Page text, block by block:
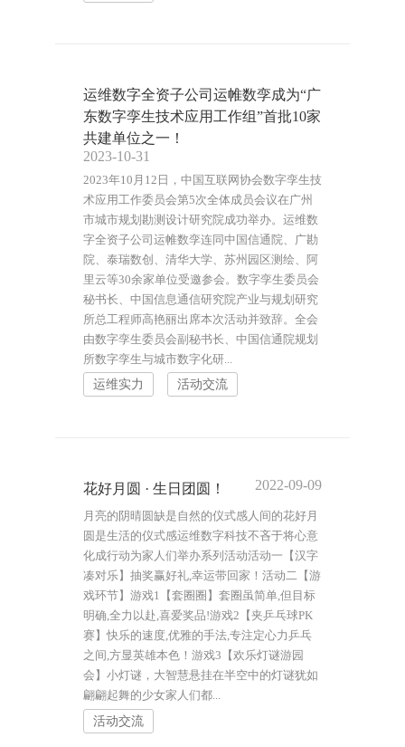
运维数字全资子公司运帷数孪成为“广
东数字孪生技术应用工作组”首批10家
共建单位之一！
2023-10-31
2023年10月12日，中国互联网协会数字孪生技
术应用工作委员会第5次全体成员会议在广州
市城市规划勘测设计研究院成功举办。运维数
字全资子公司运帷数孪连同中国信通院、广勘
院、泰瑞数创、清华大学、苏州园区测绘、阿
里云等30余家单位受邀参会。数字孪生委员会
秘书长、中国信息通信研究院产业与规划研究
所总工程师高艳丽出席本次活动并致辞。全会
由数字孪生委员会副秘书长、中国信通院规划
所数字孪生与城市数字化研...
运维实力
活动交流
花好月圆 · 生日团圆！ 2022-09-09
月亮的阴晴圆缺是自然的仪式感人间的花好月
圆是生活的仪式感运维数字科技不吝于将心意
化成行动为家人们举办系列活动活动一【汉字
凑对乐】抽奖赢好礼,幸运带回家！活动二【游
戏环节】游戏1【套圈圈】套圈虽简单,但目标
明确,全力以赴,喜爱奖品!游戏2【夹乒乓球PK
赛】快乐的速度,优雅的手法,专注定心力乒乓
之间,方显英雄本色！游戏3【欢乐灯谜游园
会】小灯谜，大智慧悬挂在半空中的灯谜犹如
翩翩起舞的少女家人们都...
活动交流